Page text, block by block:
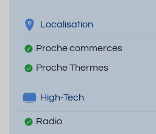
Localisation
Proche commerces
Proche Thermes
High-Tech
Radio